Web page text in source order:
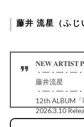
藤井 流星（ふじ
𝐍𝐄𝐖 𝐀𝐑𝐓𝐈𝐒𝐓
・━・━・━
藤井流星
・━・━・━
12th ALBUM「
2026.3.10